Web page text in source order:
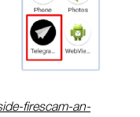
firescam-an-